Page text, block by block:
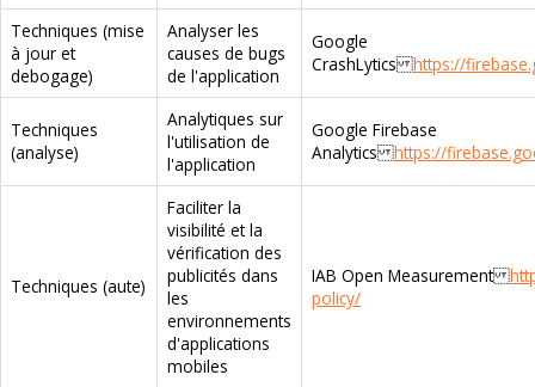
Techniques (mise
à jour et
debogage)
Analyser les
causes de bugs
de l'application
Google
CrashLyticshttps://
Techniques
(analyse)
Analytiques sur
l'utilisation de
l'application
Google Firebase
Analyticshttps://
Techniques (aute)
Faciliter la
visibilité et la
vérification des
publicités dans
les
environnements
d'applications
mobiles
IAB Open Measurement
policy/